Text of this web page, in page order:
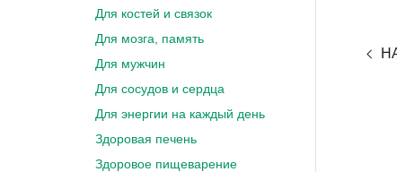
Для костей и связок
Для мозга, память
Для мужчин
Для сосудов и сердца
Для энергии на каждый день
Здоровая печень
Здоровое пищеварение